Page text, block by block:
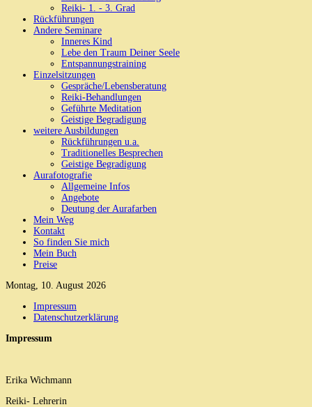
Reiki- 1. - 3. Grad
Rückführungen
Andere Seminare
Inneres Kind
Lebe den Traum Deiner Seele
Entspannungstraining
Einzelsitzungen
Gespräche/Lebensberatung
Reiki-Behandlungen
Geführte Meditation
Geistige Begradigung
weitere Ausbildungen
Rückführungen u.a.
Traditionelles Besprechen
Geistige Begradigung
Aurafotografie
Allgemeine Infos
Angebote
Deutung der Aurafarben
Mein Weg
Kontakt
So finden Sie mich
Mein Buch
Preise
Montag, 10. August 2026
Impressum
Datenschutzerklärung
Impressum
Erika Wichmann
Reiki- Lehrerin